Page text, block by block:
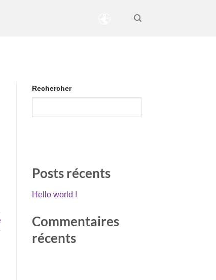
Rechercher
Posts récents
Hello world !
Commentaires
récents